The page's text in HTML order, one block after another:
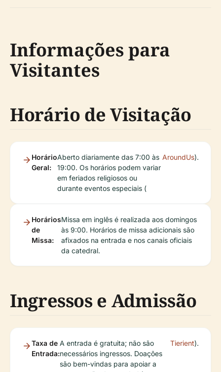
Informações para
Visitantes
Horário de Visitação
Horário
Geral:
Aberto diariamente das 7:00 às
19:00. Os horários podem variar
em feriados religiosos ou
durante eventos especiais (
AroundUs).
Horários
de
Missa:
Missa em inglês é realizada aos domingos
às 9:00. Horários de missa adicionais são
afixados na entrada e nos canais oficiais
da catedral.
Ingressos e Admissão
Taxa de
Entrada:
A entrada é gratuita; não são
necessários ingressos. Doações
são bem-vindas para apoiar a
Tierient).